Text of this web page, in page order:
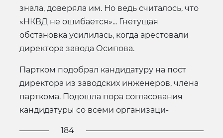
знала, доверяла им. Но ведь считалось, что
«НКВД не ошибается»... Гнетущая
обстановка усилилась, когда арестовали
директора завода Осипова.
Партком подобрал кандидатуру на пост
директора из заводских инженеров, члена
парткома. Подошла пора согласования
кандидатуры со всеми организаци-
184